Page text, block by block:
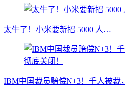
太牛了！小米要新招 5000 人…
IBM中国裁员赔偿N+3！千人被裁